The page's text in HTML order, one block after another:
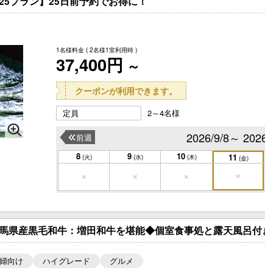
1名様料金 ( 2名様1室利用時 )
37,400円 ～
クーポンが利用できます。
定員 2～4名様
2026/9/8～
前週
8 (火) 9 (水) 10 (木) 11 (金)
県産黒毛和牛：増田和牛を堪能◆個室食事処と露天風呂
向け ハイグレード グルメ